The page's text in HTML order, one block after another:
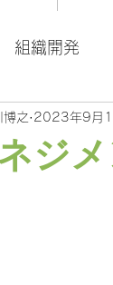
組織開発
ジメ
之 2023年9月